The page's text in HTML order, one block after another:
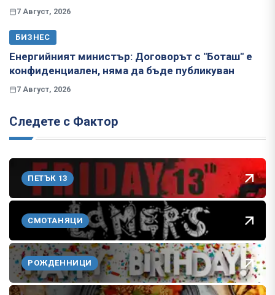
7 Август, 2026
БИЗНЕС
Енергийният министър: Договорът с "Боташ" е
конфиденциален, няма да бъде публикуван
7 Август, 2026
Следете с Фактор
ПЕТЪК 13
СМОТАНЯЦИ
РОЖДЕННИЦИ